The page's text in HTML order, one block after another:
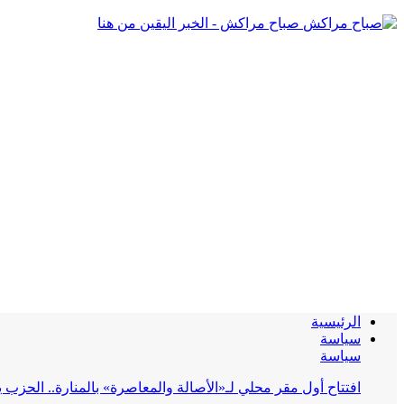
صباح مراكش - الخبر اليقين من هنا
الرئيسية
سياسة
سياسة
افتتاح أول مقر محلي لـ«الأصالة والمعاصرة» بالمنارة..